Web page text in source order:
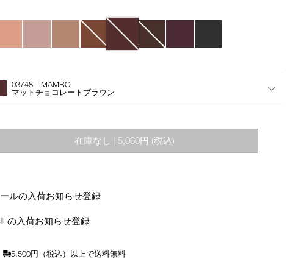
as
you
form
for
the
entered.
03748 MAMBO
マットチョコレートブラウン
在庫なし 5,060円 (税込)
ールの入荷お知らせ登録
の入荷お知らせ登録
5,500円（税込）以上で送料無料